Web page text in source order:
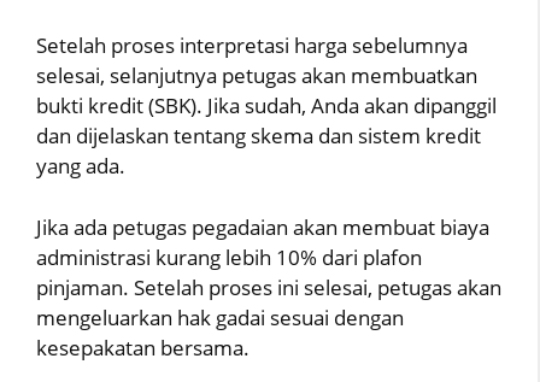
Setelah proses interpretasi harga sebelumnya
selesai, selanjutnya petugas akan membuatkan
bukti kredit (SBK). Jika sudah, Anda akan dipanggil
dan dijelaskan tentang skema dan sistem kredit
yang ada.
Jika ada petugas pegadaian akan membuat biaya
administrasi kurang lebih 10% dari plafon
pinjaman. Setelah proses ini selesai, petugas akan
mengeluarkan hak gadai sesuai dengan
kesepakatan bersama.